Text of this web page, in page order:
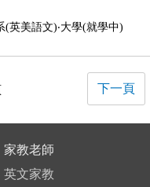
(英美語文)‧大學(就學中)
下一頁
家教老師
英文家教